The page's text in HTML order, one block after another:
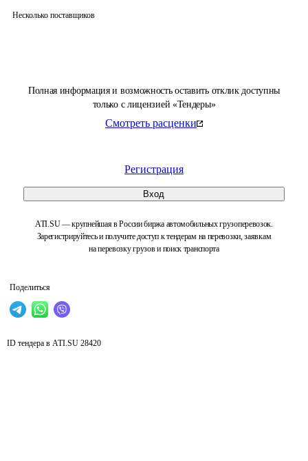
Полная информация и возможность оставить отклик доступны
только с лицензией «Тендеры»
Смотреть расценки
Регистрация
Вход
ATI.SU — крупнейшая в России биржа автомобильных грузоперевозок.
Зарегистрируйтесь и получите доступ к тендерам на перевозки, заявкам
на перевозку грузов и поиск транспорта
Поделиться
Несколько поставщиков
ID тендера в ATI.SU 28420